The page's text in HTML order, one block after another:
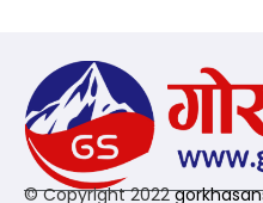
© Copyright 2022